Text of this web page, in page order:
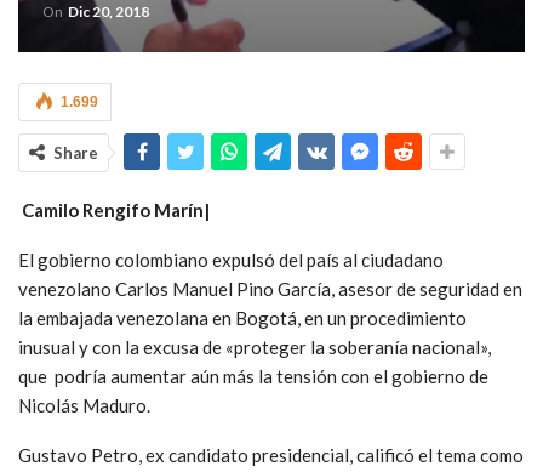
On Dic 20, 2018
1.699
Share
Camilo Rengifo Marín|
El gobierno colombiano expulsó del país al ciudadano
venezolano Carlos Manuel Pino García, asesor de seguridad en
la embajada venezolana en Bogotá, en un procedimiento
inusual y con la excusa de «proteger la soberanía nacional»,
que podría aumentar aún más la tensión con el gobierno de
Nicolás Maduro.
Gustavo Petro, ex candidato presidencial, calificó el tema como